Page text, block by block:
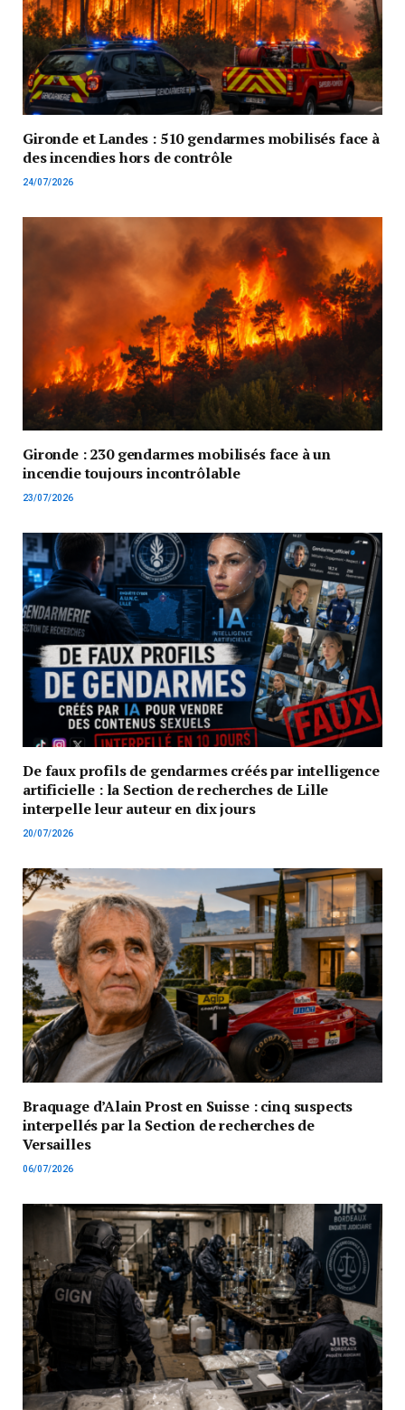
Gironde et Landes : 510 gendarmes mobilisés face à
des incendies hors de contrôle
24/07/2026
Gironde : 230 gendarmes mobilisés face à un
incendie toujours incontrôlable
23/07/2026
De faux profils de gendarmes créés par intelligence
artificielle : la Section de recherches de Lille
interpelle leur auteur en dix jours
20/07/2026
Braquage d’Alain Prost en Suisse : cinq suspects
interpellés par la Section de recherches de
Versailles
06/07/2026